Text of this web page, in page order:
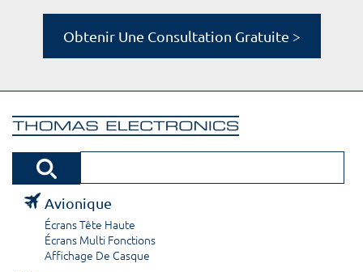
Obtenir Une Consultation Gratuite >
Avionique
Écrans Tête Haute
Écrans Multi Fonctions
Affichage De Casque